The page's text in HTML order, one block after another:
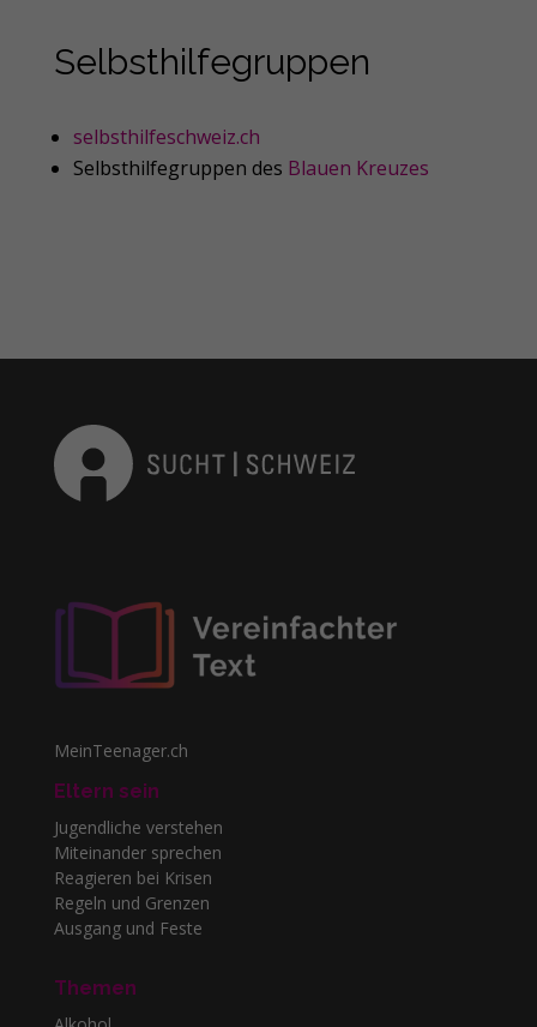
Selbsthilfegruppen
selbsthilfeschweiz.ch
Selbsthilfegruppen des Blauen Kreuzes
MeinTeenager.ch
Eltern sein
Jugendliche verstehen
Miteinander sprechen
Reagieren bei Krisen
Regeln und Grenzen
Ausgang und Feste
Themen